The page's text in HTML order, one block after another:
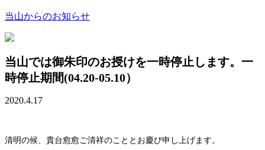
当山からのお知らせ
当山では御朱印のお授けを一時停止します。一
時停止期間(04.20-05.10）
2020.4.17
清明の候、貴台愈愈ご清祥のこととお慶び申し上げます。